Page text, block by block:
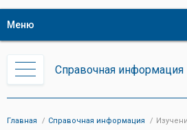
Меню
Справочная информация
Главная Справочная информация